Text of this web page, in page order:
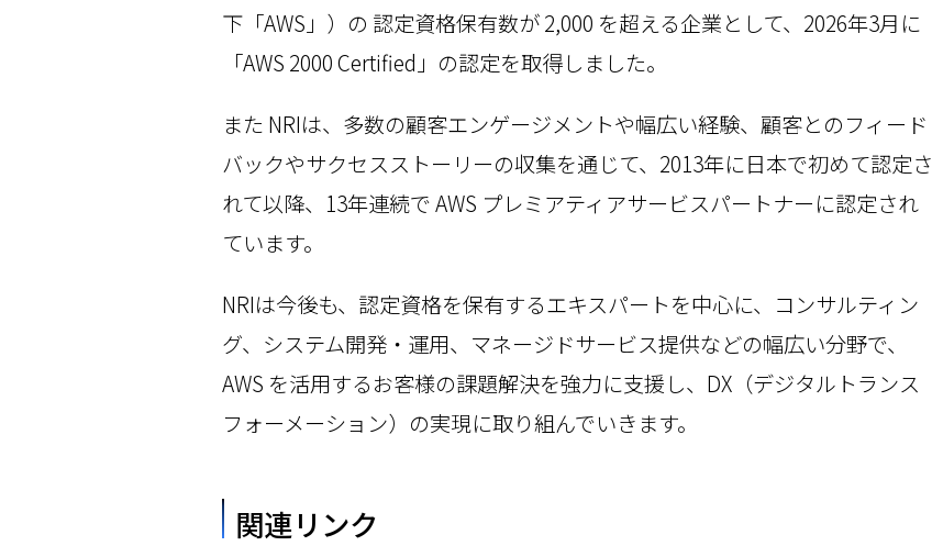
下「AWS」）の 認定資格保有数が 2,000 を超える企業として、2026年3月に
「AWS 2000 Certified」の認定を取得しました。
また NRIは、多数の顧客エンゲージメントや幅広い経験、顧客とのフィード
バックやサクセスストーリーの収集を通じて、2013年に日本で初めて認定さ
れて以降、13年連続で AWS プレミアティアサービスパートナーに認定され
ています。
NRIは今後も、認定資格を保有するエキスパートを中心に、コンサルティン
グ、システム開発・運用、マネージドサービス提供などの幅広い分野で、
AWS を活用するお客様の課題解決を強力に支援し、DX（デジタルトランス
フォーメーション）の実現に取り組んでいきます。
関連リンク